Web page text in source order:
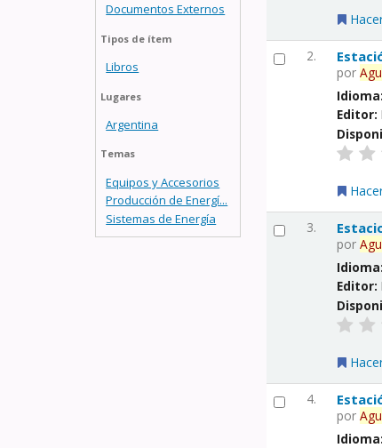
Documentos Externos
Tipos de ítem
Libros
Lugares
Argentina
Temas
Equipos y Accesorios
Producción de Energí...
Sistemas de Energía
2.
por
Editor:
3.
por
Editor:
4.
por